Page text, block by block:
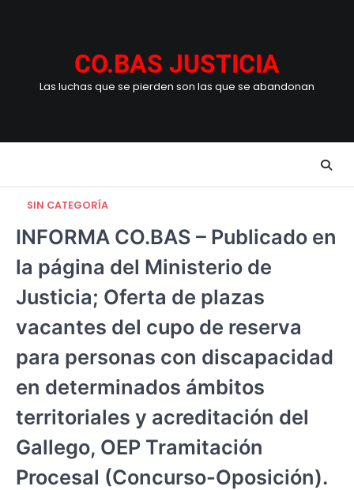
CO.BAS JUSTICIA
Las luchas que se pierden son las que se abandonan
SIN CATEGORÍA
INFORMA CO.BAS – Publicado en
la página del Ministerio de
Justicia; ​Oferta de plazas
vacantes del cupo de reserva
para personas con discapacidad
en determinados ámbitos
territoriales y acreditación del
Gallego, OEP Tramitación
Procesal (Concurso-Oposición).